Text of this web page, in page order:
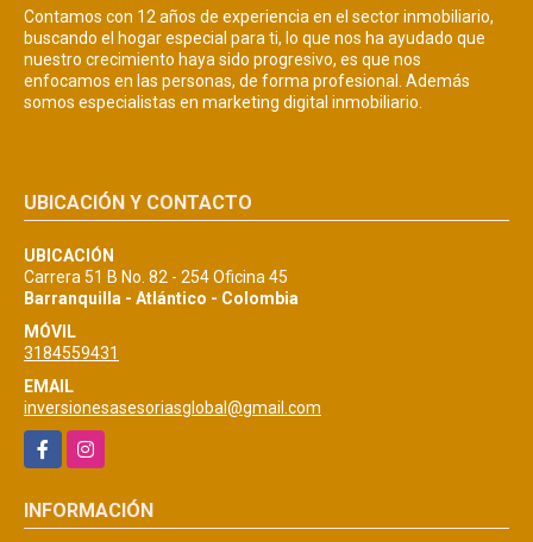
Contamos con 12 años de experiencia en el sector inmobiliario,
buscando el hogar especial para ti, lo que nos ha ayudado que
nuestro crecimiento haya sido progresivo, es que nos
enfocamos en las personas, de forma profesional. Además
somos especialistas en marketing digital inmobiliario.
UBICACIÓN Y CONTACTO
UBICACIÓN
Carrera 51 B No. 82 - 254 Oficina 45
Barranquilla - Atlántico - Colombia
MÓVIL
3184559431
EMAIL
inversionesasesoriasglobal@gmail.com
FacebookInstagram
INFORMACIÓN